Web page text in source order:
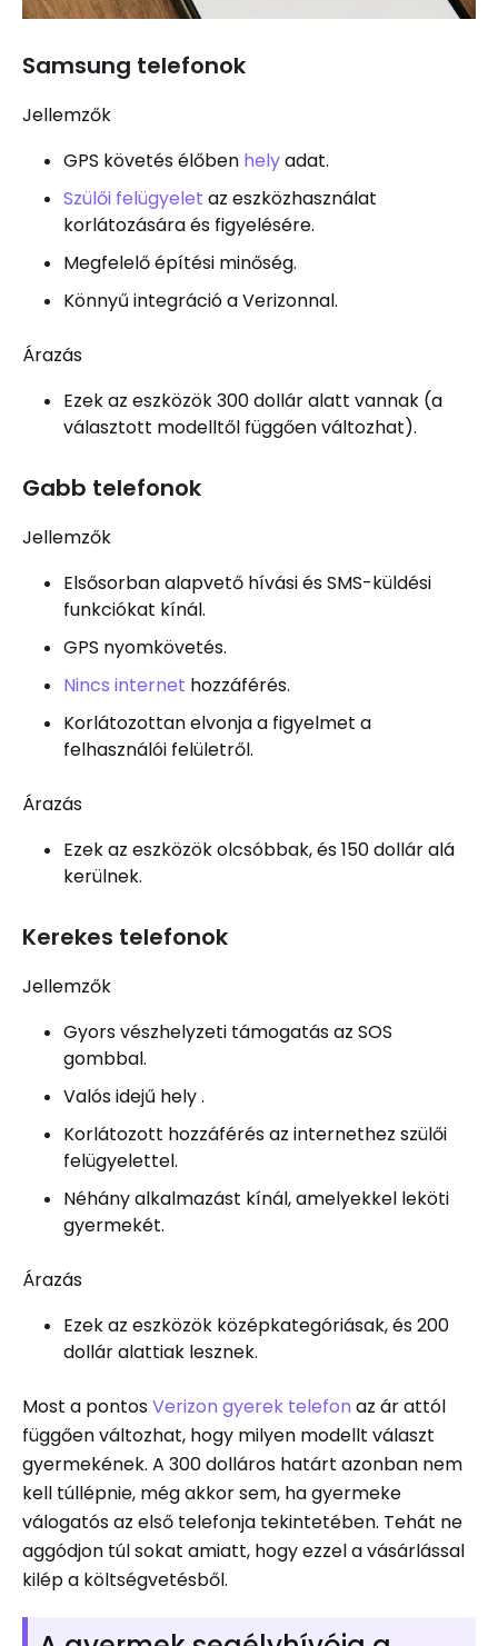
Samsung telefonok
Jellemzők
GPS követés élőben helyadat.
Szülői felügyelet az eszközhasználat
korlátozására és figyelésére.
Megfelelő építési minőség.
Könnyű integráció a Verizonnal.
Árazás
Ezek az eszközök 300 dollár alatt vannak (a
választott modelltől függően változhat).
Gabb telefonok
Jellemzők
Elsősorban alapvető hívási és SMS-küldési
funkciókat kínál.
GPS nyomkövetés.
Nincs internet hozzáférés.
Korlátozottan elvonja a figyelmet a
felhasználói felületről.
Árazás
Ezek az eszközök olcsóbbak, és 150 dollár alá
kerülnek.
Kerekes telefonok
Jellemzők
Gyors vészhelyzeti támogatás az SOS
gombbal.
Valós idejű hely .
Korlátozott hozzáférés az internethez szülői
felügyelettel.
Néhány alkalmazást kínál, amelyekkel leköti
gyermekét.
Árazás
Ezek az eszközök középkategóriásak, és 200
dollár alattiak lesznek.
Most a pontosVerizon gyerek telefon az ár attól
függően változhat, hogy milyen modellt választ
gyermekének. A 300 dolláros határt azonban nem
kell túllépnie, még akkor sem, ha gyermeke
válogatós az első telefonja tekintetében. Tehát ne
aggódjon túl sokat amiatt, hogy ezzel a vásárlással
kilép a költségvetésből.